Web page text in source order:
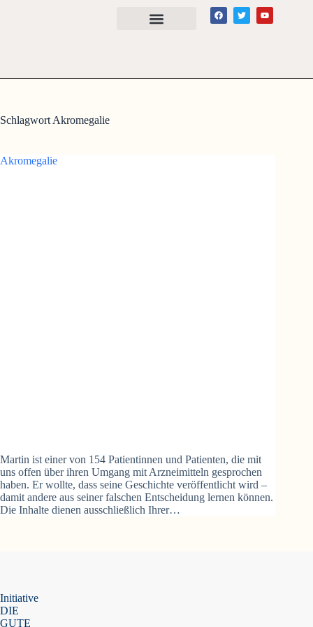
Schlagwort Akromegalie
Akromegalie
Martin ist einer von 154 Patientinnen und Patienten, die mit
uns offen über ihren Umgang mit Arzneimitteln gesprochen
haben. Er wollte, dass seine Geschichte veröffentlicht wird –
damit andere aus seiner falschen Entscheidung lernen können.
Die Inhalte dienen ausschließlich Ihrer…
Initiative
DIE
GUTE